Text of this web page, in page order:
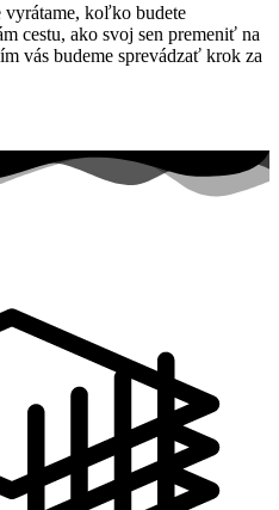
vyrátame, koľko budete
cestu, ako svoj sen premeniť na
vás budeme sprevádzať krok za